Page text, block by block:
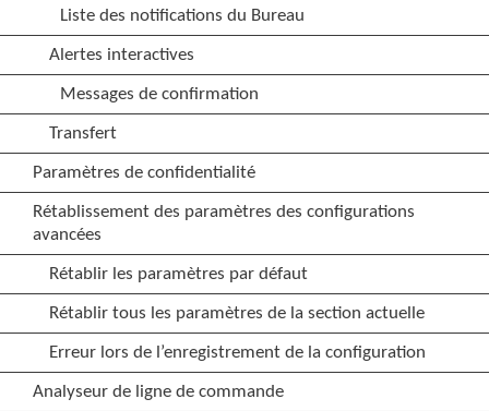
Liste des notifications du Bureau
Alertes interactives
Messages de confirmation
Transfert
Paramètres de confidentialité
Rétablissement des paramètres des configurations
avancées
Rétablir les paramètres par défaut
Rétablir tous les paramètres de la section actuelle
Erreur lors de l’enregistrement de la configuration
Analyseur de ligne de commande